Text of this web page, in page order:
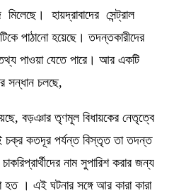
হায়দ্রাবাদের সেন্ট্রাল
পাঠানো হয়েছে। তদন্তকারীদের
পাওয়া যেতে পারে। আর একটি
সন্ধান চলছে,
বড়ঞার তৃণমূল বিধায়কের নেতৃত্বে
চক্র কতদূর পর্যন্ত বিস্তৃত তা তদন্ত
নাম সুপারিশ করার জন্য
হত । এই ঘটনার সঙ্গে আর কারা কারা